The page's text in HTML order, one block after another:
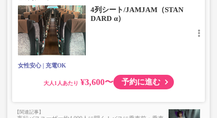
■お預かりできない荷物（貴重品以外は車内持ち込みも不
可）
楽器・自転車（折りたたみ含む）・ボード等の大きな荷
物、壊れ物、危険物、貴重品、ペット、
上記「トランクにてお預かりできる荷物」の条件を満たさ
4列シート/JAMJAM（STAN
DARD α）
女性安心 充電OK
大人 ¥3,600〜 予約に進む